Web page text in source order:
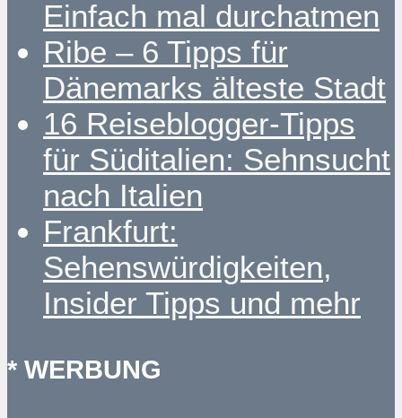
Einfach mal durchatmen
Ribe – 6 Tipps für
Dänemarks älteste Stadt
16 Reiseblogger-Tipps
für Süditalien: Sehnsucht
nach Italien
Frankfurt:
Sehenswürdigkeiten,
Insider Tipps und mehr
* WERBUNG